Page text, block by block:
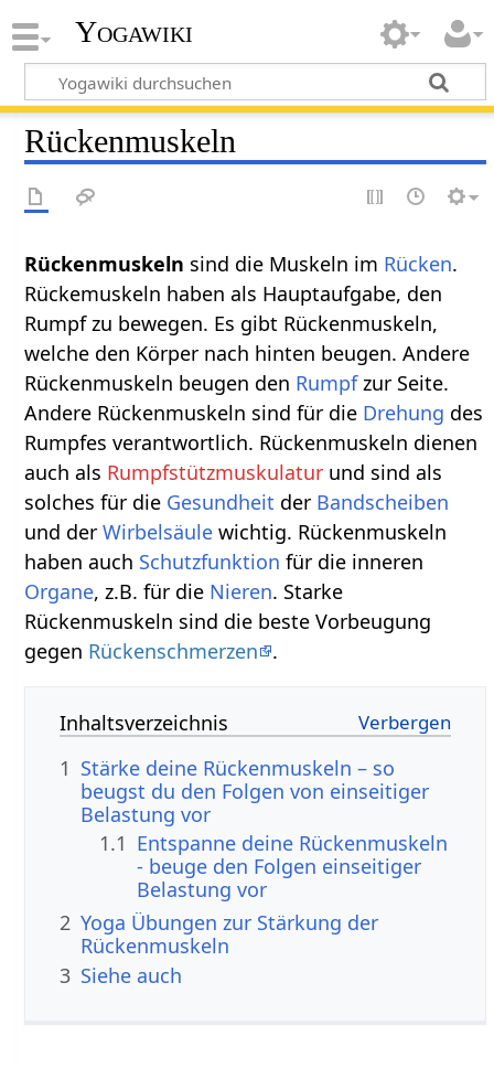
Yogawiki
Rückenmuskeln
Rückenmuskeln sind die Muskeln im Rücken.
Rückemuskeln haben als Hauptaufgabe, den
Rumpf zu bewegen. Es gibt Rückenmuskeln,
welche den Körper nach hinten beugen. Andere
Rückenmuskeln beugen den Rumpfzur Seite.
Andere Rückenmuskeln sind für die Drehung des
Rumpfes verantwortlich. Rückenmuskeln dienen
auch als Rumpfstützmuskulatur und sind als
solches für die Gesundheit der Bandscheiben
und derWirbelsäule wichtig. Rückenmuskeln
haben auch Schutzfunktion für die inneren
Organe, z.B. für die Nieren. Starke
Rückenmuskeln sind die beste Vorbeugung
gegen Rückenschmerzen .
Inhaltsverzeichnis
1 Stärke deine Rückenmuskeln – so
beugst du den Folgen von einseitiger
Belastung vor
1.1 Entspanne deine Rückenmuskeln
- beuge den Folgen einseitiger
Belastung vor
2 Yoga Übungen zur Stärkung der
Rückenmuskeln
3 Siehe auch